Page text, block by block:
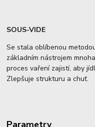
SOUS-VIDE
Se stala oblíbenou
základním nástrojem
proces vaření zajistí, aby
Zlepšuje strukturu a chuť.
Parametry